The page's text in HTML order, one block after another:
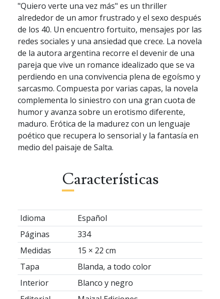
"Quiero verte una vez más" es un thriller
alrededor de un amor frustrado y el sexo después
de los 40. Un encuentro fortuito, mensajes por las
redes sociales y una ansiedad que crece. La novela
de la autora argentina recorre el devenir de una
pareja que vive un romance idealizado que se va
perdiendo en una convivencia plena de egoísmo y
sarcasmo. Compuesta por varias capas, la novela
complementa lo siniestro con una gran cuota de
humor y avanza sobre un erotismo diferente,
maduro. Erótica de la madurez con un lenguaje
poético que recupera lo sensorial y la fantasía en
medio del paisaje de Salta.
Características
Idioma
Español
Páginas
334
Medidas
15 × 22 cm
Tapa
Blanda, a todo color
Interior
Blanco y negro